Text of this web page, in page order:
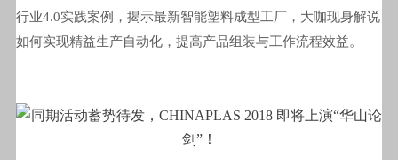
行业4.0实践案例，揭示最新智能塑料成型工厂，大咖现身解说
如何实现精益生产自动化，提高产品组装与工作流程效益。